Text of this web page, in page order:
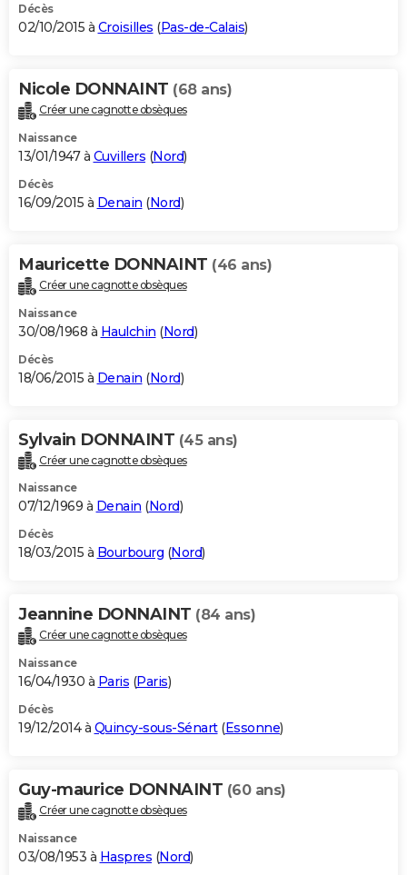
Décès
02/10/2015 à Croisilles (Pas-de-Calais)
Nicole DONNAINT (68 ans)
Créer une cagnotte obsèques
Naissance
13/01/1947 à Cuvillers (Nord)
Décès
16/09/2015 à Denain (Nord)
Mauricette DONNAINT (46 ans)
Créer une cagnotte obsèques
Naissance
30/08/1968 à Haulchin (Nord)
Décès
18/06/2015 à Denain (Nord)
Sylvain DONNAINT (45 ans)
Créer une cagnotte obsèques
Naissance
07/12/1969 à Denain (Nord)
Décès
18/03/2015 à Bourbourg (Nord)
Jeannine DONNAINT (84 ans)
Créer une cagnotte obsèques
Naissance
16/04/1930 à Paris (Paris)
Décès
19/12/2014 à Quincy-sous-Sénart(Essonne)
Guy-maurice DONNAINT (60 ans)
Créer une cagnotte obsèques
Naissance
03/08/1953 à Haspres (Nord)